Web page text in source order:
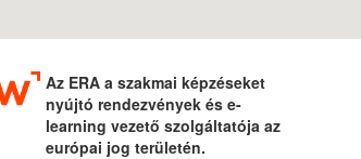
Az ERA a szakmai képzéseket
nyújtó rendezvények és e-
learning vezető szolgáltatója az
európai jog területén.